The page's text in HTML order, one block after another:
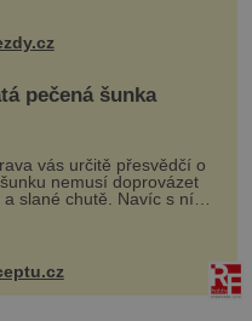
pečená šunka
vás určitě přesvědčí o
nemusí doprovázet
a slané chutě. Navíc s ní
hodně hladových
sádlo 3 kg šunky
česneku hl...